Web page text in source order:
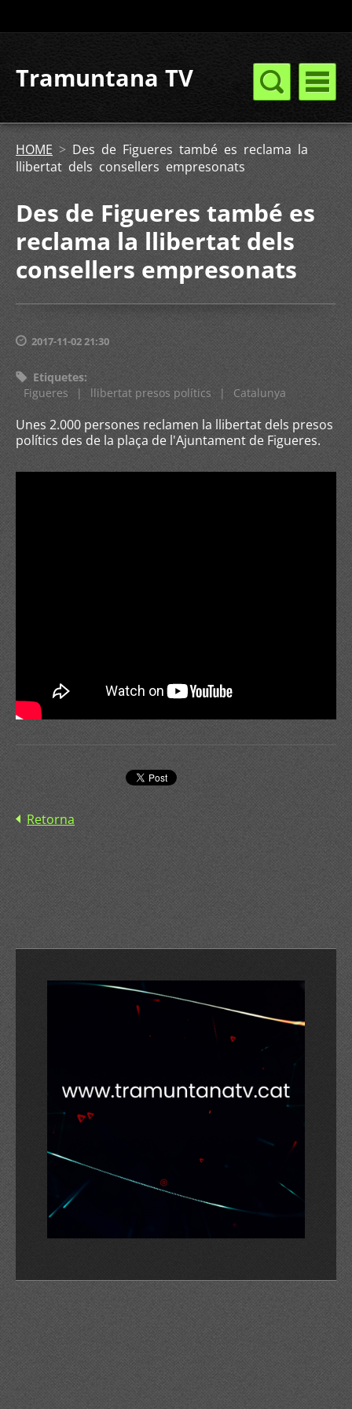
Tramuntana TV
HOME > Des de Figueres també es reclama la
llibertat dels consellers empresonats
Des de Figueres també es
reclama la llibertat dels
consellers empresonats
2017-11-02 21:30
Etiquetes:
Figueres
| llibertat presos polítics | Catalunya
Unes 2.000 persones reclamen la llibertat dels presos
polítics des de la plaça de l'Ajuntament de Figueres.
Retorna